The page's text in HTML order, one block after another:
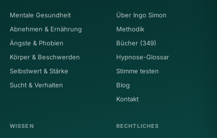
Mentale Gesundheit
Abnehmen & Ernährung
Ängste & Phobien
Körper & Beschwerden
Selbstwert & Stärke
Sucht & Verhalten
Über Ingo Simon
Methodik
Bücher (349)
Hypnose-Glossar
Stimme testen
Blog
Kontakt
WISSEN RECHTLICHES